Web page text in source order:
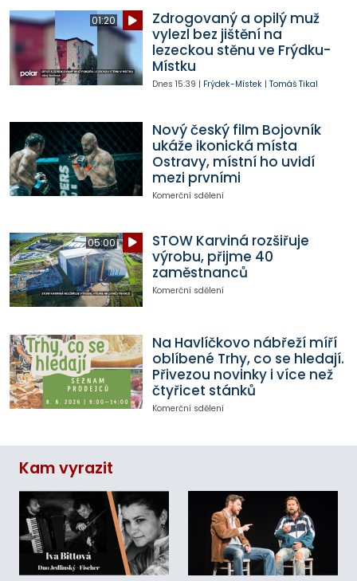
01:20
Zdrogovaný a opilý muž
vylezl bez jištění na
lezeckou stěnu ve Frýdku-
Místku
Dnes 15:39 | Frýdek-Místek| Tomáš Tikal
Nový český film Bojovník
ukáže ikonická místa
Ostravy, místní ho uvidí
mezi prvními
Komerční sdělení
05:00
STOW Karviná rozšiřuje
výrobu, přijme 40
zaměstnanců
Komerční sdělení
Na Havlíčkovo nábřeží míří
oblíbené Trhy, co se hledají.
Přivezou novinky i více než
čtyřicet stánků
Komerční sdělení
Kam vyrazit